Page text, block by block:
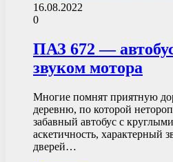
16.08.2022
0
ПАЗ 672 —
звуком мотора
Многие помнят приятную
деревню, по которой
забавный автобус с
аскетичность, характерный
дверей…